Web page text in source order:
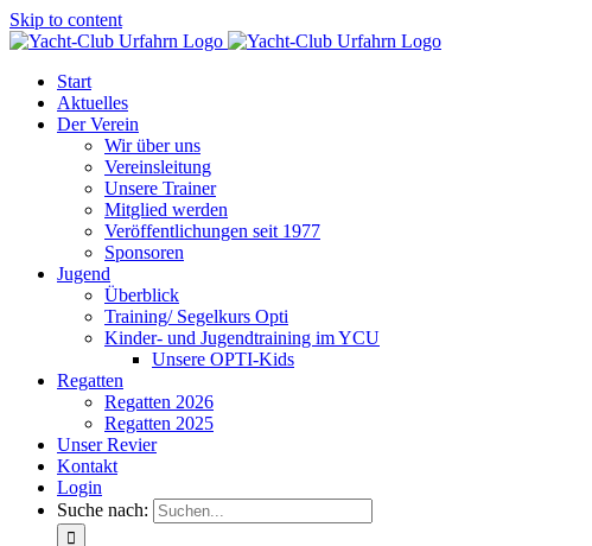
Skip to content
Start
Aktuelles
Der Verein
Wir über uns
Vereinsleitung
Unsere Trainer
Mitglied werden
Veröffentlichungen seit 1977
Sponsoren
Jugend
Überblick
Training/ Segelkurs Opti
Kinder- und Jugendtraining im YCU
Unsere OPTI-Kids
Regatten
Regatten 2026
Regatten 2025
Unser Revier
Kontakt
Login
Suche nach: